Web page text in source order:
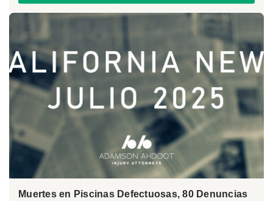
Muertes en Piscinas Defectuosas, 80 Denuncias